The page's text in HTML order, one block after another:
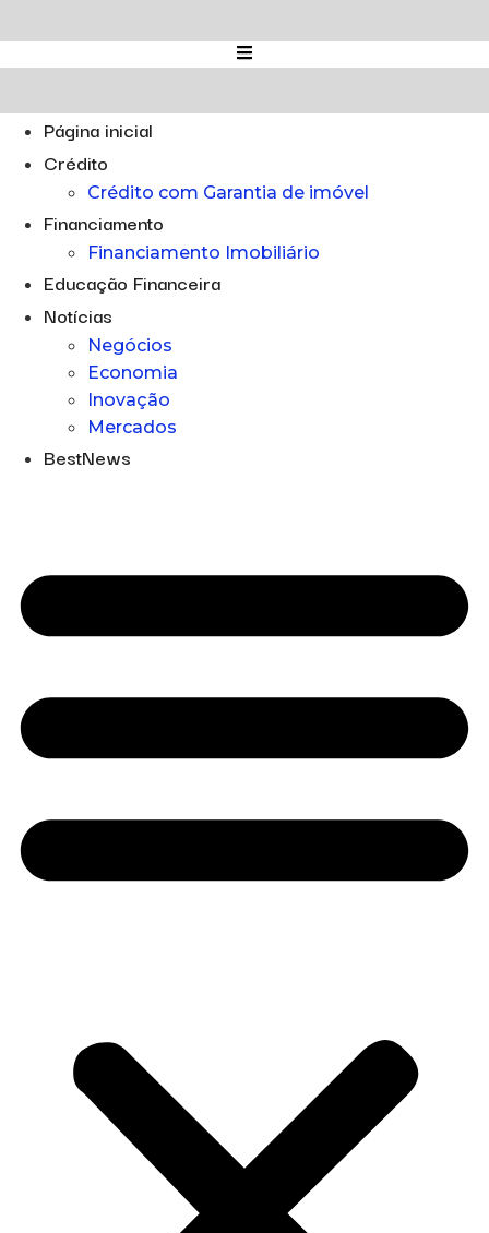
para
o
Página inicial
Crédito
Crédito com Garantia de imóvel
Financiamento
Financiamento Imobiliário
Educação Financeira
Notícias
Negócios
Economia
Inovação
Mercados
BestNews